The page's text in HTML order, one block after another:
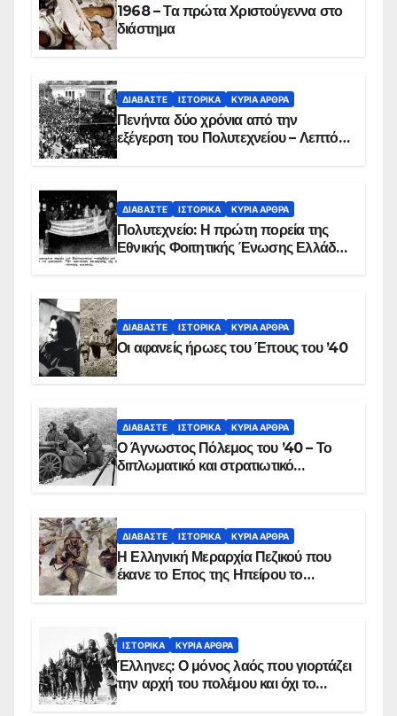
1968 – Τα πρώτα Χριστούγεννα στο
διάστημα
ΔΙΑΒΆΣΤΕ ΙΣΤΟΡΙΚΆ ΚΥΡΙΑ ΑΡΘΡΑ
Πενήντα δύο χρόνια από την
εξέγερση του Πολυτεχνείου – Λεπτό
ΔΙΑΒΆΣΤΕ ΙΣΤΟΡΙΚΆ ΚΥΡΙΑ ΑΡΘΡΑ
Πολυτεχνείο: Η πρώτη πορεία της
Εθνικής Φοιτητικής Ένωσης Ελλάδος
ΔΙΑΒΆΣΤΕ ΙΣΤΟΡΙΚΆ ΚΥΡΙΑ ΑΡΘΡΑ
Οι αφανείς ήρωες του Έπους του ’40
ΔΙΑΒΆΣΤΕ ΙΣΤΟΡΙΚΆ ΚΥΡΙΑ ΑΡΘΡΑ
Ο Άγνωστος Πόλεμος του ’40 – Το
διπλωματικό και στρατιωτικό
ΔΙΑΒΆΣΤΕ ΙΣΤΟΡΙΚΆ ΚΥΡΙΑ ΑΡΘΡΑ
Η Ελληνική Μεραρχία Πεζικού που
έκανε το Επος της Ηπείρου το
ΙΣΤΟΡΙΚΆ ΚΥΡΙΑ ΑΡΘΡΑ
Έλληνες: Ο μόνος λαός που γιορτάζει
την αρχή του πολέμου και όχι το